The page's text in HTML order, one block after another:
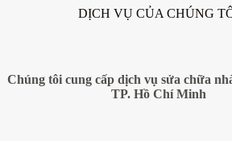
DỊCH VỤ CỦA CHÚNG
Chúng tôi cung cấp dịch vụ sửa chữa
TP. Hồ Chí Minh